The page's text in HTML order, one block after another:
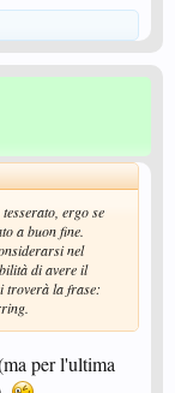
ergo se
a buon fine.
nel
di avere il
troverà la frase:
per l'ultima